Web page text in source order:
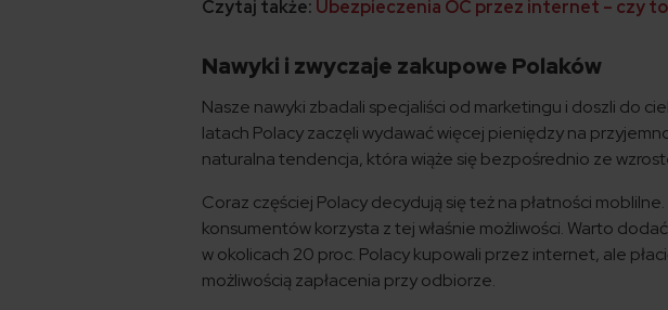
Czytaj także: Ubezpieczenia OC przez internet – czy
Nawyki i zwyczaje zakupowe Polaków
Nasze nawyki zbadali specjaliści od marketingu i doszli do
latach Polacy zaczęli wydawać więcej pieniędzy na
naturalna tendencja, która wiąże się bezpośrednio ze
Coraz częściej Polacy decydują się też na płatności
konsumentów korzysta z tej właśnie możliwości. Warto
w okolicach 20 proc. Polacy kupowali przez internet, ale
możliwością zapłacenia przy odbiorze.